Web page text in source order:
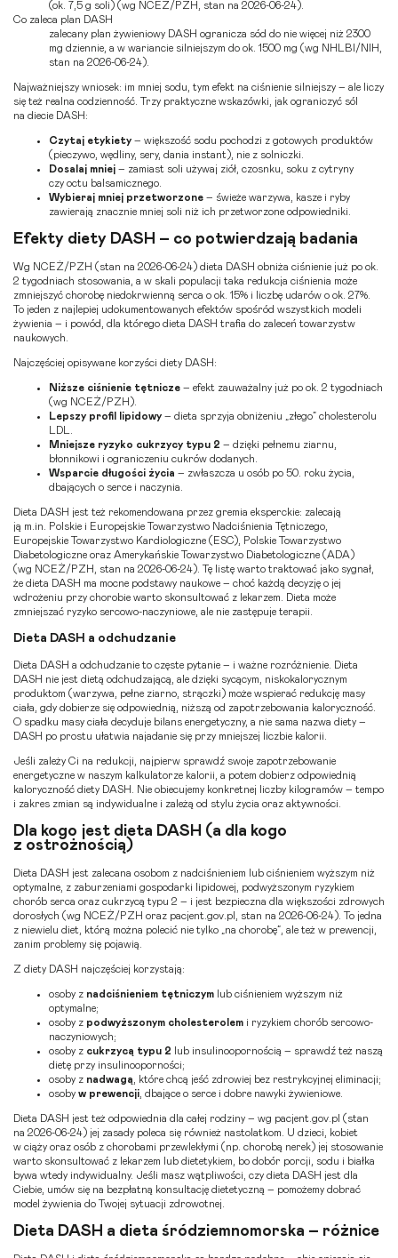
(ok. 7,5 g soli) (wg NCEŻ/PZH, stan na 2026-06-24).
Co zaleca plan DASH
zalecany plan żywieniowy DASH ogranicza sód do nie więcej niż 2300
mg dziennie, a w wariancie silniejszym do ok. 1500 mg (wg NHLBI/NIH,
stan na 2026-06-24).
Najważniejszy wniosek: im mniej sodu, tym efekt na ciśnienie silniejszy – ale liczy
się też realna codzienność. Trzy praktyczne wskazówki, jak ograniczyć sól
na diecie DASH:
Czytaj etykiety – większość sodu pochodzi z gotowych produktów
(pieczywo, wędliny, sery, dania instant), nie z solniczki.
Dosalaj mniej – zamiast soli używaj ziół, czosnku, soku z cytryny
czy octu balsamicznego.
Wybieraj mniej przetworzone – świeże warzywa, kasze i ryby
zawierają znacznie mniej soli niż ich przetworzone odpowiedniki.
Efekty diety DASH – co potwierdzają badania
Wg NCEŻ/PZH (stan na 2026-06-24) dieta DASH obniża ciśnienie już po ok.
2 tygodniach stosowania, a w skali populacji taka redukcja ciśnienia może
zmniejszyć chorobę niedokrwienną serca o ok. 15% i liczbę udarów o ok. 27%.
To jeden z najlepiej udokumentowanych efektów spośród wszystkich modeli
żywienia – i powód, dla którego dieta DASH trafia do zaleceń towarzystw
naukowych.
Najczęściej opisywane korzyści diety DASH:
Niższe ciśnienie tętnicze – efekt zauważalny już po ok. 2 tygodniach
(wg NCEŻ/PZH).
Lepszy profil lipidowy – dieta sprzyja obniżeniu „złego” cholesterolu
LDL.
Mniejsze ryzyko cukrzycy typu 2 – dzięki pełnemu ziarnu,
błonnikowi i ograniczeniu cukrów dodanych.
Wsparcie długości życia – zwłaszcza u osób po 50. roku życia,
dbających o serce i naczynia.
Dieta DASH jest też rekomendowana przez gremia eksperckie: zalecają
ją m.in. Polskie i Europejskie Towarzystwo Nadciśnienia Tętniczego,
Europejskie Towarzystwo Kardiologiczne (ESC), Polskie Towarzystwo
Diabetologiczne oraz Amerykańskie Towarzystwo Diabetologiczne (ADA)
(wg NCEŻ/PZH, stan na 2026-06-24). Tę listę warto traktować jako sygnał,
że dieta DASH ma mocne podstawy naukowe – choć każdą decyzję o jej
wdrożeniu przy chorobie warto skonsultować z lekarzem. Dieta może
zmniejszać ryzyko sercowo-naczyniowe, ale nie zastępuje terapii.
Dieta DASH a odchudzanie
Dieta DASH a odchudzanie to częste pytanie – i ważne rozróżnienie. Dieta
DASH nie jest dietą odchudzającą, ale dzięki sycącym, niskokalorycznym
produktom (warzywa, pełne ziarno, strączki) może wspierać redukcję masy
ciała, gdy dobierze się odpowiednią, niższą od zapotrzebowania kaloryczność.
O spadku masy ciała decyduje bilans energetyczny, a nie sama nazwa diety –
DASH po prostu ułatwia najadanie się przy mniejszej liczbie kalorii.
Jeśli zależy Ci na redukcji, najpierw sprawdź swoje zapotrzebowanie
energetyczne w naszym kalkulatorze kalorii , a potem dobierz odpowiednią
kaloryczność diety DASH. Nie obiecujemy konkretnej liczby kilogramów – tempo
i zakres zmian są indywidualne i zależą od stylu życia oraz aktywności.
Dla kogo jest dieta DASH (a dla kogo
z ostrożnością)
Dieta DASH jest zalecana osobom z nadciśnieniem lub ciśnieniem wyższym niż
optymalne, z zaburzeniami gospodarki lipidowej, podwyższonym ryzykiem
chorób serca oraz cukrzycą typu 2 – i jest bezpieczna dla większości zdrowych
dorosłych (wg NCEŻ/PZH oraz pacjent.gov.pl, stan na 2026-06-24). To jedna
z niewielu diet, którą można polecić nie tylko „na chorobę”, ale też w prewencji,
zanim problemy się pojawią.
Z diety DASH najczęściej korzystają:
osoby z nadciśnieniem tętniczym lub ciśnieniem wyższym niż
optymalne;
osoby z podwyższonym cholesterolem i ryzykiem chorób sercowo-
naczyniowych;
osoby z cukrzycą typu 2 lub insulinoopornością – sprawdź też naszą
dietę przy insulinooporności;
osoby z nadwagą , które chcą jeść zdrowiej bez restrykcyjnej eliminacji;
osoby w prewencji , dbające o serce i dobre nawyki żywieniowe.
Dieta DASH jest też odpowiednia dla całej rodziny – wg pacjent.gov.pl (stan
na 2026-06-24) jej zasady poleca się również nastolatkom. U dzieci, kobiet
w ciąży oraz osób z chorobami przewlekłymi (np. chorobą nerek) jej stosowanie
warto skonsultować z lekarzem lub dietetykiem, bo dobór porcji, sodu i białka
bywa wtedy indywidualny. Jeśli masz wątpliwości, czy dieta DASH jest dla
Ciebie, umów się na bezpłatną konsultację dietetyczną – pomożemy dobrać
model żywienia do Twojej sytuacji zdrowotnej.
Dieta DASH a dieta śródziemnomorska – różnice